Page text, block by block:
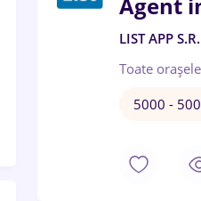
LIST APP
Toate oraşele
5000 -